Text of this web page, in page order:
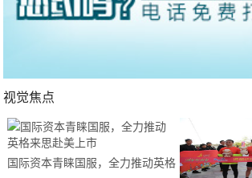
视觉焦点
国际资本青睐国服，全力推动英格